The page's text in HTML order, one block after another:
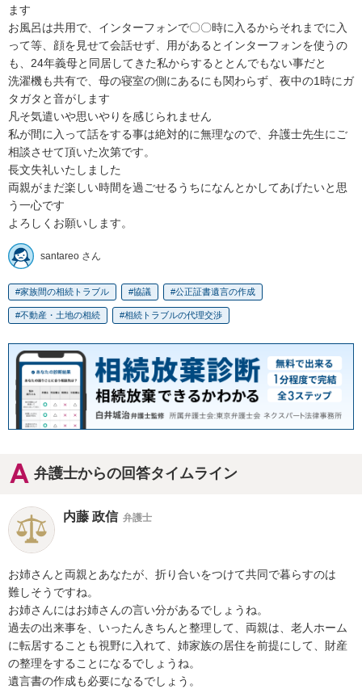
ます
お風呂は共用で、インターフォンで〇〇時に入るからそれまでに入
って等、顔を見せて会話せず、用があるとインターフォンを使うの
も、24年義母と同居してきた私からするととんでもない事だと
洗濯機も共有で、母の寝室の側にあるにも関わらず、夜中の1時にガ
タガタと音がします
凡そ気遣いや思いやりを感じられません
私が間に入って話をする事は絶対的に無理なので、弁護士先生にご
相談させて頂いた次第です。
長文失礼いたしました
両親がまだ楽しい時間を過ごせるうちになんとかしてあげたいと思
う一心です
よろしくお願いします。
santareo さん
家族間の相続トラブル 協議 公正証書遺言の作成
不動産・土地の相続 相続トラブルの代理交渉
弁護士からの回答タイムライン
内藤 政信 弁護士
お姉さんと両親とあなたが、折り合いをつけて共同で暮らすのは
難しそうですね。
お姉さんにはお姉さんの言い分があるでしょうね。
過去の出来事を、いったんきちんと整理して、両親は、老人ホーム
に転居することも視野に入れて、姉家族の居住を前提にして、財産
の整理をすることになるでしょうね。
遺言書の作成も必要になるでしょう。